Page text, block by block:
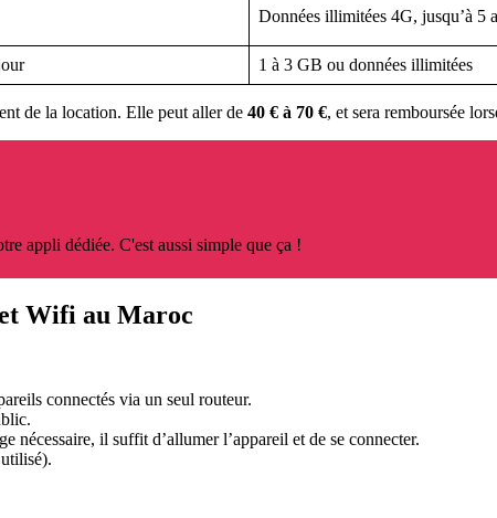
Données illimitées 4G, jusqu’à 5
1 à 3 GB ou données illimitées
de la location. Elle peut aller de 40 € à 70 €, et sera remboursée
appli dédiée. C'est aussi simple que ça !
Wifi au Maroc
connectés via un seul routeur.
nécessaire, il suffit d’allumer l’appareil et de se connecter.